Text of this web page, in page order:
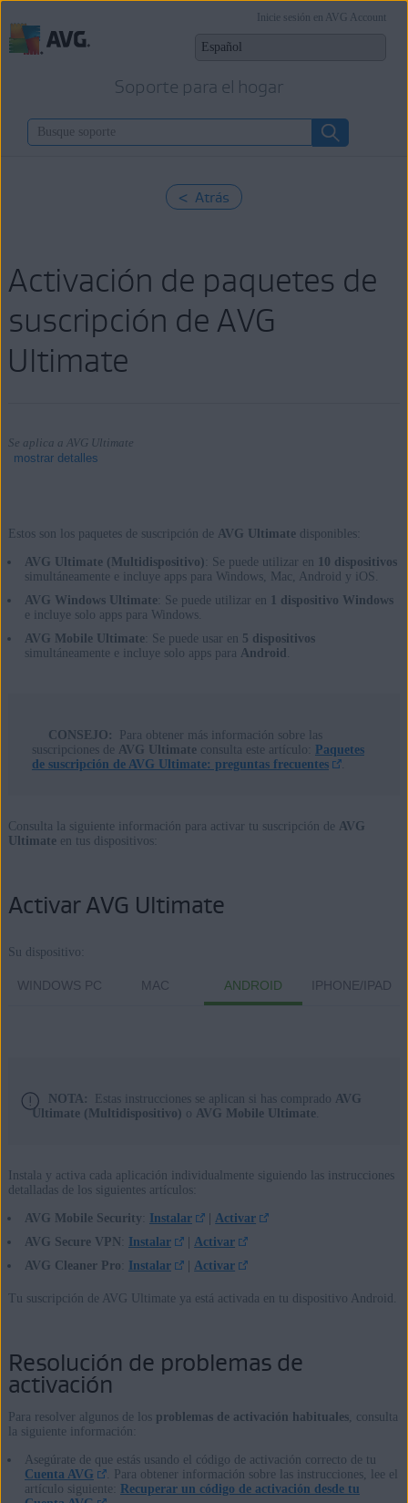
Soporte para el hogar
Inicie sesión en AVG Account
< Atrás
Activación de paquetes de
suscripción de AVG
Ultimate
Se aplica a AVG Ultimate
mostrar detalles
Productos:
AVG Ultimate
Sistemas operativos:
Windows, macOS, Android y iOS
Estos son los paquetes de suscripción de AVG Ultimatedisponibles:
AVG Ultimate (Multidispositivo) : Se puede utilizar en
10 dispositivos
simultáneamente e incluye apps para Windows, Mac, Android y iOS.
AVG Windows Ultimate: Se puede utilizar en
1 dispositivo Windows
e incluye solo apps para Windows.
AVG Mobile Ultimate: Se puede usar en 5 dispositivos
simultáneamente e incluye solo apps para Android .
CONSEJO:
Para obtener más información sobre las
suscripciones de AVG Ultimateconsulta este artículo:
Paquetes
de suscripción de AVG Ultimate: preguntas frecuentes
.
Consulta la siguiente información para activar tu suscripción de AVG
Ultimateen tus dispositivos:
Activar AVG Ultimate
Su dispositivo:
WINDOWS PC MAC ANDROID IPHONE/IPAD
NOTA: Estas instrucciones se aplican si has comprado AVG
Ultimate (Multidispositivo) o AVG Mobile Ultimate.
Instala y activa cada aplicación individualmente siguiendo las instrucciones
detalladas de los siguientes artículos:
AVG Mobile Security Instalar
Activar
AVG Secure VPN
Instalar
Activar
AVG Cleaner Pro
Instalar Activar
Tu suscripción de AVG Ultimate ya está activada en tu dispositivo Android.
Resolución de problemas de
activación
Para resolver algunos de los problemas de activación habituales, consulta
la siguiente información:
Asegúrate de que estás usando el código de activación correcto de tu
Cuenta AVG
. Para obtener información sobre las instrucciones, lee el
artículo siguiente:
Recuperar un código de activación desde tu